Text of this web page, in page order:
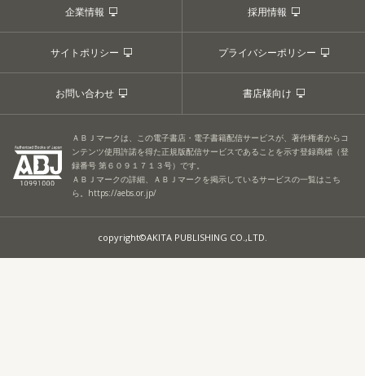
企業情報 採用情報
サイトポリシー プライバシーポリシー
お問い合わせ 書店様向け
ＡＢＪマークは、この電子書店・電子書籍配信サービスが、著作権者からコ
ンテンツ使用許諾を得た正規版配信サービスであることを示す登録商標（登
録番号 第６０９１７１３号）です。
ＡＢＪマークの詳細、ＡＢＪマークを掲示しているサービスの一覧はこち
ら。 https://aebs.or.jp/
copyright©AKITA PUBLISHING CO.,LTD.